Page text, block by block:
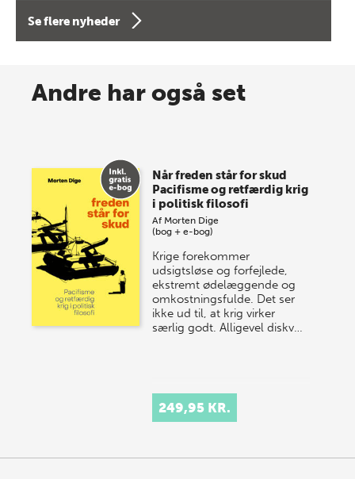
forfatterne bag vores nyes…
Spar op til 70% til sommer-
store sommer-lagersalg, så sæt kryds i kalenderen
onsdag den 10. j…
Se flere nyheder
Andre har også set
Når freden står for skud
Pacifisme og retfærdig krig
i politisk filosofi
Af Morten Dige
(bog + e-bog)
Krige forekommer
udsigtsløse og forfejlede,
ekstremt ødelæggende og
omkostningsfulde. Det ser
ikke ud til, at krig virker
særlig godt. Alligevel diskv…
249,95 KR.